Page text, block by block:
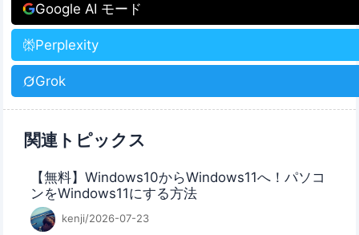
Google AI モード
Perplexity
Grok
関連トピックス
【無料】Windows10からWindows11へ！パソコ
ンをWindows11にする方法
kenji/2026-07-23